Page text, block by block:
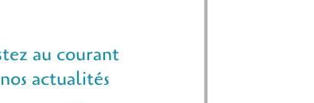
au courant
actualités